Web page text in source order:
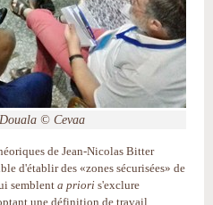
© Cevaa
de Jean-Nicolas Bitter
d'établir des «zones sécurisées» de
semblent a priori s'exclure
une définition de travail